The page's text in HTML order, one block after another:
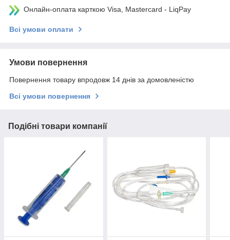
Онлайн-оплата карткою Visa, Mastercard - LiqPay
Всі умови оплати
Умови повернення
Повернення товару впродовж 14 днів за домовленістю
Всі умови повернення
Подібні товари компанії